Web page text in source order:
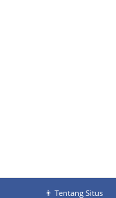
👨‍ Tentang Situs